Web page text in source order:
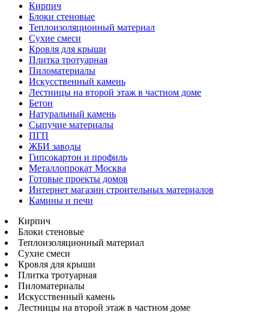
Кирпич
Блоки стеновые
Теплоизоляционный материал
Сухие смеси
Кровля для крыши
Плитка тротуарная
Пиломатериалы
Искусственный камень
Лестницы на второй этаж в частном доме
Бетон
Натуральный камень
Сыпучие материалы
ПГП
ЖБИ заводы
Гипсокартон и профиль
Металлопрокат Москва
Готовые проекты домов
Интернет магазин строительных материалов
Камины и печи
Кирпич
Блоки стеновые
Теплоизоляционный материал
Сухие смеси
Кровля для крыши
Плитка тротуарная
Пиломатериалы
Искусственный камень
Лестницы на второй этаж в частном доме